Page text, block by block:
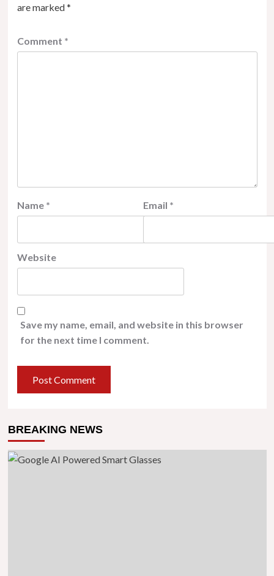
are marked*
Comment *
Name * Email *
Website
Save my name, email, and website in this browser
for the next time I comment.
BREAKING NEWS